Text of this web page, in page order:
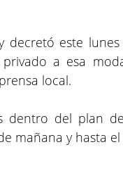
decretó este
a esa
local.
dentro del plan
mañana y hasta